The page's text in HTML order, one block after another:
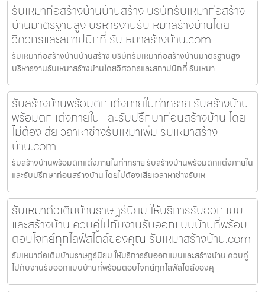
รับเหมาก่อสร้างบ้านบ้านสร้าง บริษัทรับเหมาก่อสร้าง
บ้านมาตรฐานสูง บริหารงานรับเหมาสร้างบ้านโดย
วิศวกรและสถาปนิกที่ รับเหมาสร้างบ้าน.com
รับเหมาก่อสร้างบ้านบ้านสร้าง บริษัทรับเหมาก่อสร้างบ้านมาตรฐานสูง
บริหารงานรับเหมาสร้างบ้านโดยวิศวกรและสถาปนิกที่ รับเหมา
รับสร้างบ้านพร้อมตกแต่งภายในท่าทราย รับสร้างบ้าน
พร้อมตกแต่งภายใน และรับปรึกษาก่อนสร้างบ้าน โดย
ไม่ต้องเสียเวลาหาช่างรับเหมาเพิ่ม รับเหมาสร้าง
บ้าน.com
รับสร้างบ้านพร้อมตกแต่งภายในท่าทราย รับสร้างบ้านพร้อมตกแต่งภายใน
และรับปรึกษาก่อนสร้างบ้าน โดยไม่ต้องเสียเวลาหาช่างรับเห
รับเหมาต่อเติมบ้านราษฎร์นิยม ให้บริการรับออกแบบ
และสร้างบ้าน ควบคู่ไปกับงานรับออกแบบบ้านที่พร้อม
ตอบโจทย์ทุกไลฟ์สไตล์ของคุณ รับเหมาสร้างบ้าน.com
รับเหมาต่อเติมบ้านราษฎร์นิยม ให้บริการรับออกแบบและสร้างบ้าน ควบคู่
ไปกับงานรับออกแบบบ้านที่พร้อมตอบโจทย์ทุกไลฟ์สไตล์ของคุ